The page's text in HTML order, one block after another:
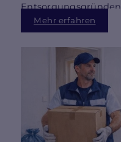
notwendig wird.
Mehr erfahren